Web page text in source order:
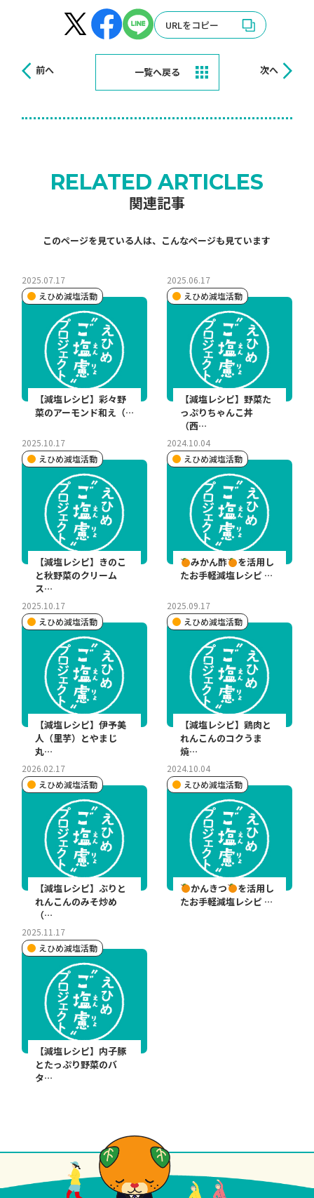
URLをコピー
前へ 一覧へ戻る 次へ
RELATED ARTICLES
関連記事
このページを見ている人は、こんなページも見ています
2025.07.17
えひめ減塩活動
【減塩レシピ】彩々野
菜のアーモンド和え（…
2025.06.17
えひめ減塩活動
【減塩レシピ】野菜た
っぷりちゃんこ丼
（西…
2025.10.17
えひめ減塩活動
【減塩レシピ】きのこ
と秋野菜のクリーム
ス…
2024.10.04
えひめ減塩活動
みかん酢
を活用し
たお手軽減塩レシピ …
2025.10.17
えひめ減塩活動
【減塩レシピ】伊予美
人（里芋）とやまじ
丸…
2025.09.17
えひめ減塩活動
【減塩レシピ】鶏肉と
れんこんのコクうま
焼…
2026.02.17
えひめ減塩活動
【減塩レシピ】ぶりと
れんこんのみそ炒め
（…
2024.10.04
えひめ減塩活動
かんきつ
を活用し
たお手軽減塩レシピ …
2025.11.17
えひめ減塩活動
【減塩レシピ】内子豚
とたっぷり野菜のバ
タ…